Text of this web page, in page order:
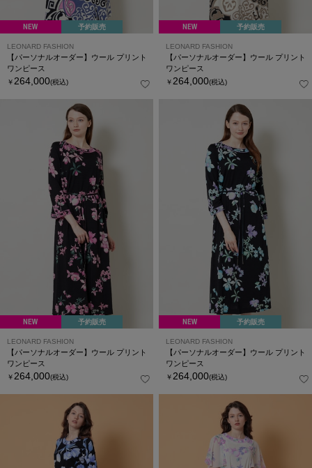
NEW 予約販売
LEONARD FASHION
【パーソナルオーダー】ウール プリント
ワンピース
￥ 264,000(税込)
NEW 予約販売
LEONARD FASHION
【パーソナルオーダー】ウール プリント
ワンピース
￥ 264,000(税込)
NEW 予約販売
LEONARD FASHION
【パーソナルオーダー】ウール プリント
ワンピース
￥ 264,000(税込)
NEW 予約販売
LEONARD FASHION
【パーソナルオーダー】ウール プリント
ワンピース
￥ 264,000(税込)